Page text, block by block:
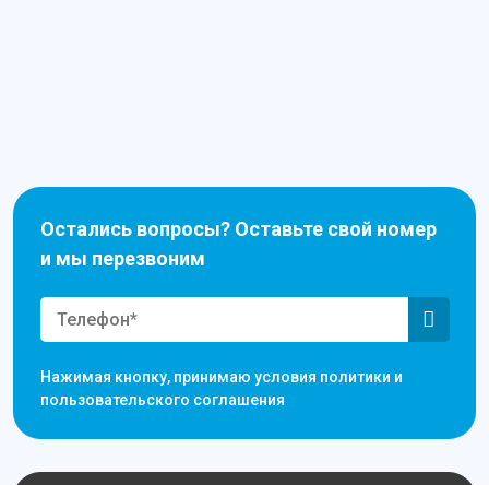
Остались вопросы? Оставьте свой номер
и мы перезвоним
Нажимая кнопку, принимаю условия политики и
пользовательского соглашения